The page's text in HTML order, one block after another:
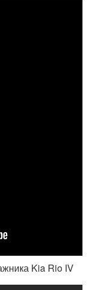
Kia Rio IV